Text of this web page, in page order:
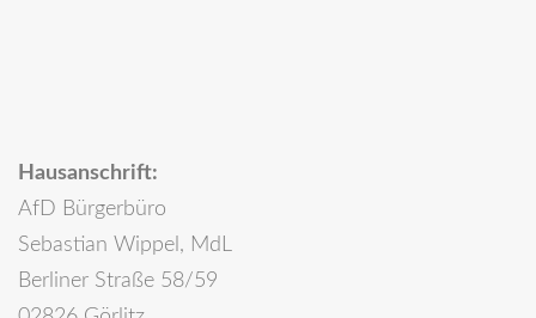
Hausanschrift:
AfD Bürgerbüro
Sebastian Wippel, MdL
Berliner Straße 58/59